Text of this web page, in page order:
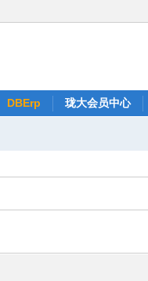
DBErp 珑大会员中心